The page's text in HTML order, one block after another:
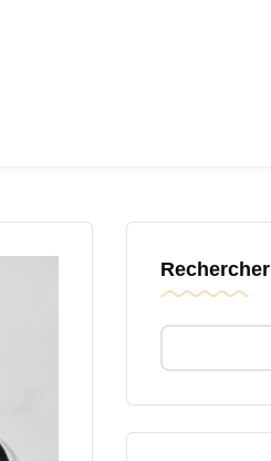
Rechercher